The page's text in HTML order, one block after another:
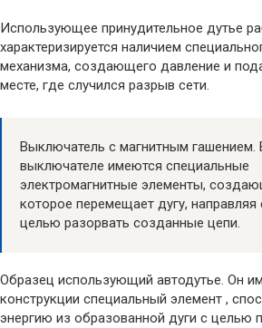
Использующее принудительное дутье
характеризируется наличием
механизма, создающего давление и
месте, где случился разрыв сети.
Выключатель с магнитным гашением.
выключателе имеются специальные
электромагнитные элементы,
которое перемещает дугу, направляя
целью разорвать созданные цепи.
Образец использующий автодутье. Он
конструкции специальный элемент ,
энергию из образованной дуги с целью